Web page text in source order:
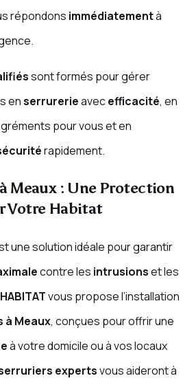
répondons immédiatementà
sont formés pour gérer
enserrurerieavecefficacité, en
pour vous et en
rapidement.
Meaux : Une Protection
Votre Habitat
une solution idéale pour garantir
contre les intrusionset les
vous propose l’installation
à Meaux, conçues pour offrir une
à votre domicile ou à vos locaux
expertsvous aideront à